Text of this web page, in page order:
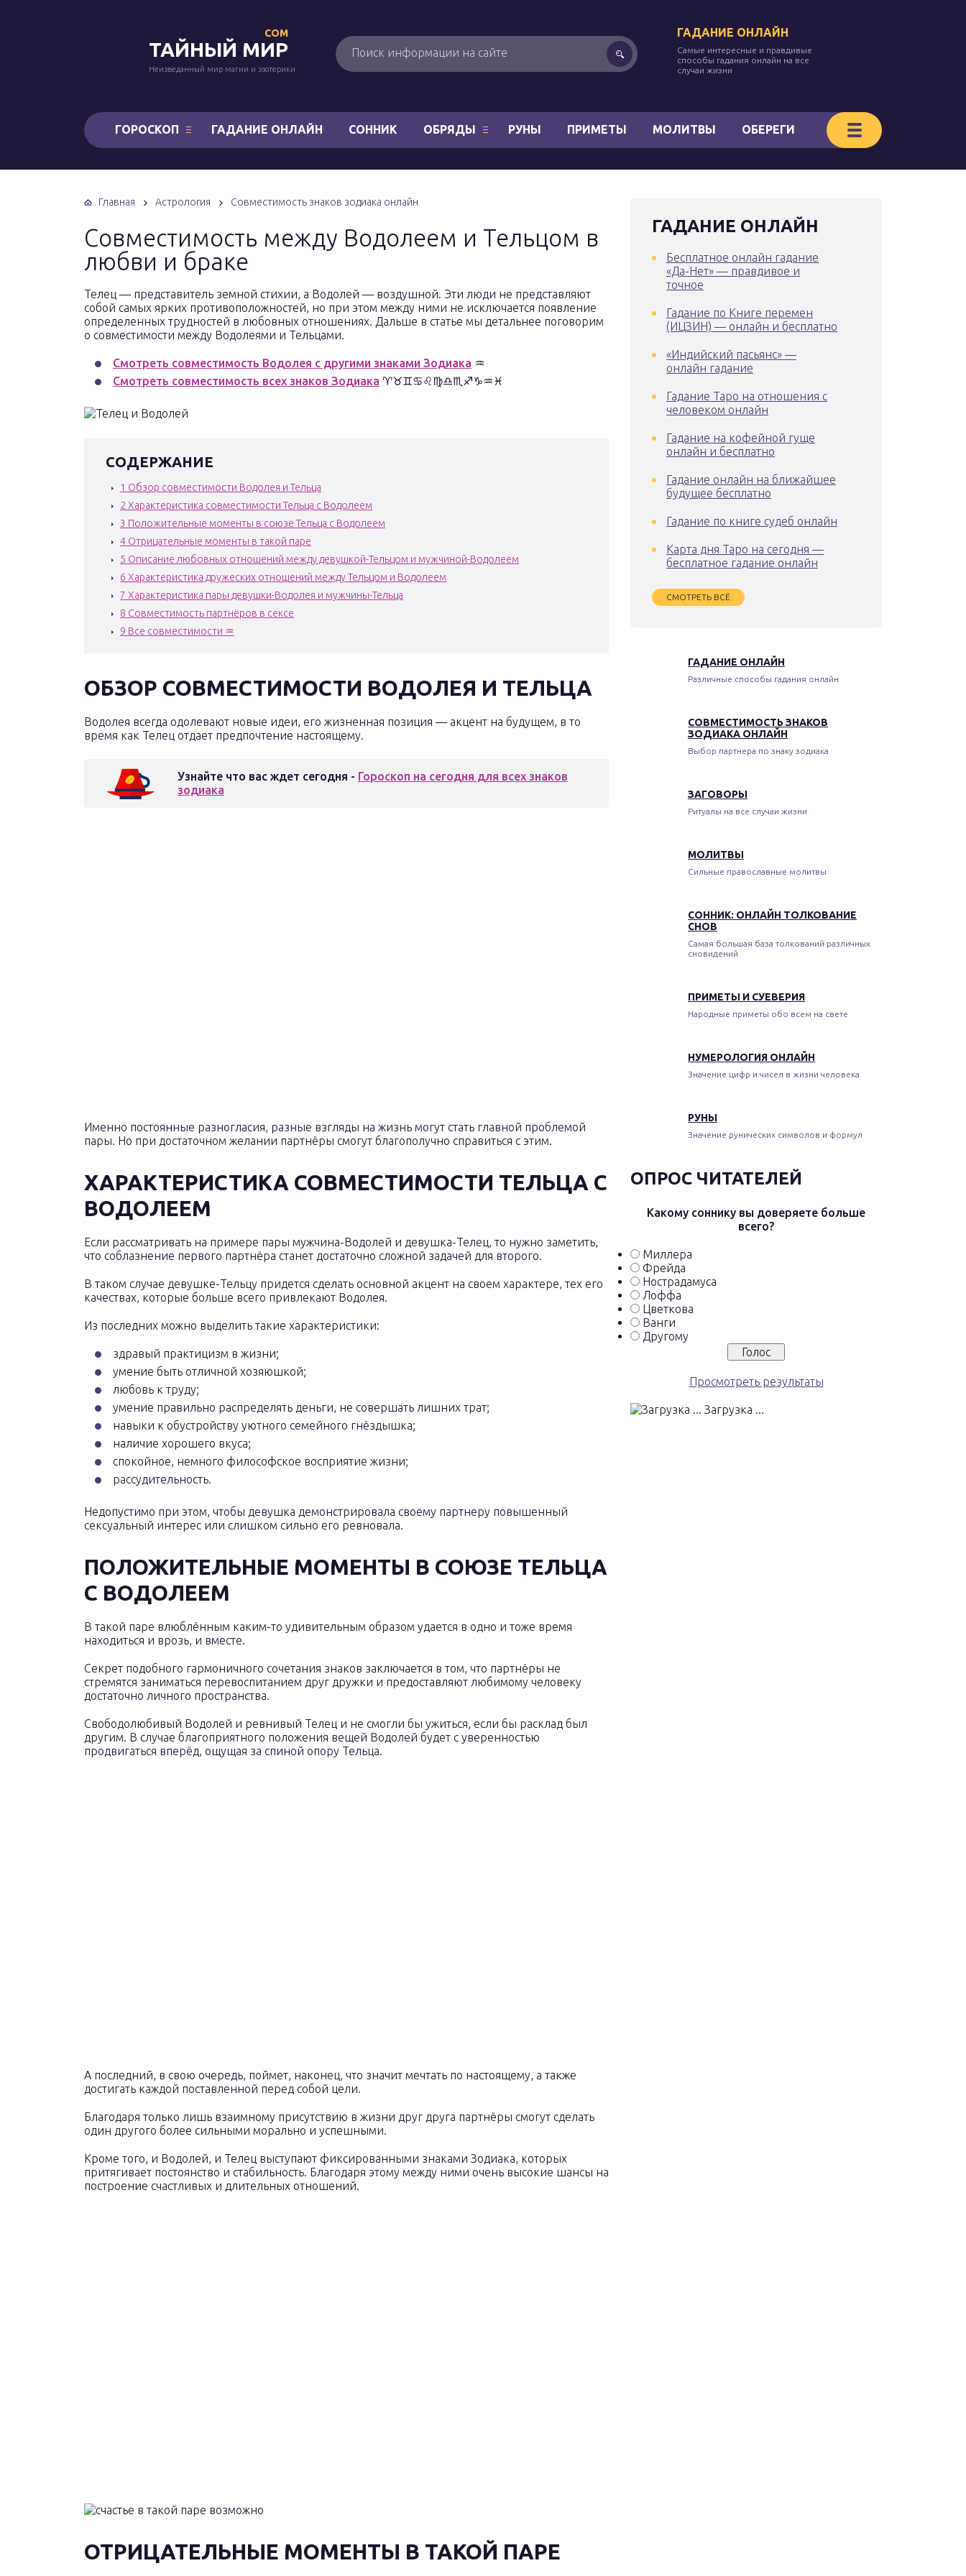
ТАЙНЫЙ МИР
COM
Неизведанный мир магии и эзотерики
ГАДАНИЕ ОНЛАЙН
Самые интересные и правдивые
способы гадания онлайн на все
случаи жизни
ГОРОСКОП ГАДАНИЕ ОНЛАЙН СОННИК ОБРЯДЫ РУНЫ ПРИМЕТЫ МОЛИТВЫ ОБЕРЕГИ
Главная Астрология Совместимость знаков зодиака онлайн
Совместимость между Водолеем и Тельцом в
любви и браке
Телец — представитель земной стихии, а Водолей — воздушной. Эти люди не представляют
собой самых ярких противоположностей, но при этом между ними не исключается появление
определенных трудностей в любовных отношениях. Дальше в статье мы детальнее поговорим
о совместимости между Водолеями и Тельцами.
Смотреть совместимость Водолея с другими знаками Зодиака ♒
Смотреть совместимость всех знаков Зодиака ♈♉♊♋♌♍♎♏♐♑♒♓
СОДЕРЖАНИЕ
1 Обзор совместимости Водолея и Тельца
2 Характеристика совместимости Тельца с Водолеем
3 Положительные моменты в союзе Тельца с Водолеем
4 Отрицательные моменты в такой паре
5 Описание любовных отношений между девушкой-Тельцом и мужчиной-Водолеем
6 Характеристика дружеских отношений между Тельцом и Водолеем
7 Характеристика пары девушки-Водолея и мужчины-Тельца
8 Совместимость партнёров в сексе
9 Все совместимости ♒
ОБЗОР СОВМЕСТИМОСТИ ВОДОЛЕЯ И ТЕЛЬЦА
Водолея всегда одолевают новые идеи, его жизненная позиция — акцент на будущем, в то
время как Телец отдает предпочтение настоящему.
Узнайте что вас ждет сегодня - Гороскоп на сегодня для всех знаков
зодиака
Именно постоянные разногласия, разные взгляды на жизнь могут стать главной проблемой
пары. Но при достаточном желании партнёры смогут благополучно справиться с этим.
ХАРАКТЕРИСТИКА СОВМЕСТИМОСТИ ТЕЛЬЦА С
ВОДОЛЕЕМ
Если рассматривать на примере пары мужчина-Водолей и девушка-Телец, то нужно заметить,
что соблазнение первого партнёра станет достаточно сложной задачей для второго.
В таком случае девушке-Тельцу придется сделать основной акцент на своем характере, тех его
качествах, которые больше всего привлекают Водолея.
Из последних можно выделить такие характеристики:
здравый практицизм в жизни;
умение быть отличной хозяюшкой;
любовь к труду;
умение правильно распределять деньги, не совершать лишних трат;
навыки к обустройству уютного семейного гнёздышка;
наличие хорошего вкуса;
спокойное, немного философское восприятие жизни;
рассудительность.
Недопустимо при этом, чтобы девушка демонстрировала своему партнеру повышенный
сексуальный интерес или слишком сильно его ревновала.
ПОЛОЖИТЕЛЬНЫЕ МОМЕНТЫ В СОЮЗЕ ТЕЛЬЦА
С ВОДОЛЕЕМ
В такой паре влюблённым каким-то удивительным образом удается в одно и тоже время
находиться и врозь, и вместе.
Секрет подобного гармоничного сочетания знаков заключается в том, что партнёры не
стремятся заниматься перевоспитанием друг дружки и предоставляют любимому человеку
достаточно личного пространства.
Свободолюбивый Водолей и ревнивый Телец и не смогли бы ужиться, если бы расклад был
другим. В случае благоприятного положения вещей Водолей будет с уверенностью
продвигаться вперёд, ощущая за спиной опору Тельца.
А последний, в свою очередь, поймет, наконец, что значит мечтать по настоящему, а также
достигать каждой поставленной перед собой цели.
Благодаря только лишь взаимному присутствию в жизни друг друга партнёры смогут сделать
один другого более сильными морально и успешными.
Кроме того, и Водолей, и Телец выступают фиксированными знаками Зодиака, которых
притягивает постоянство и стабильность. Благодаря этому между ними очень высокие шансы на
построение счастливых и длительных отношений.
ОТРИЦАТЕЛЬНЫЕ МОМЕНТЫ В ТАКОЙ ПАРЕ
ГАДАНИЕ ОНЛАЙН
Бесплатное онлайн гадание
«Да-Нет» — правдивое и
точное
Гадание по Книге перемен
(ИЦЗИН) — онлайн и бесплатно
«Индийский пасьянс» —
онлайн гадание
Гадание Таро на отношения с
человеком онлайн
Гадание на кофейной гуще
онлайн и бесплатно
Гадание онлайн на ближайшее
будущее бесплатно
Гадание по книге судеб онлайн
Карта дня Таро на сегодня —
бесплатное гадание онлайн
СМОТРЕТЬ ВСЁ
ГАДАНИЕ ОНЛАЙН
Различные способы гадания онлайн
СОВМЕСТИМОСТЬ ЗНАКОВ
ЗОДИАКА ОНЛАЙН
Выбор партнера по знаку зодиака
ЗАГОВОРЫ
Ритуалы на все случаи жизни
МОЛИТВЫ
Сильные православные молитвы
СОННИК: ОНЛАЙН ТОЛКОВАНИЕ
СНОВ
Самая большая база толкований различных
сновидений
ПРИМЕТЫ И СУЕВЕРИЯ
Народные приметы обо всем на свете
НУМЕРОЛОГИЯ ОНЛАЙН
Значение цифр и чисел в жизни человека
РУНЫ
Значение рунических символов и формул
ОПРОС ЧИТАТЕЛЕЙ
Какому соннику вы доверяете больше
всего?
Миллера
Фрейда
Нострадамуса
Лоффа
Цветкова
Ванги
Другому
Просмотреть результаты
Загрузка ...